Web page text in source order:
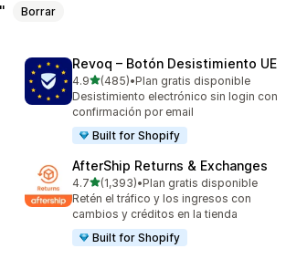
Borrar
Revoq – Botón Desistimiento UE
4.9de 5 estrellas
(485)
485 reseñas en total
•Plan gratis disponible
Desistimiento electrónico sin login con
confirmación por email
Built for Shopify
AfterShip Returns & Exchanges
4.7de 5 estrellas
(1,393)
1393 reseñas en total
•Plan gratis disponible
Retén el tráfico y los ingresos con
cambios y créditos en la tienda
Built for Shopify